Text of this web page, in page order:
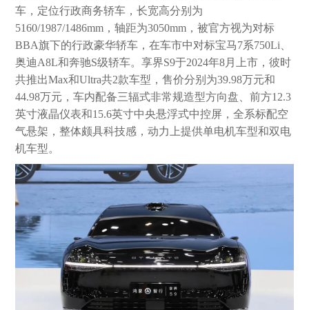
车，定位行政商务轿车，长宽高分别为
5160/1987/1486mm，轴距为3050mm，被官方视为对标
BBA旗下的行政豪华轿车，在车市中对标宝马7系750Li、
奥迪A8L和奔驰S级轿车。享界S9于2024年8月上市，彼时
共推出Max和Ultra共2款车型，售价分别为39.98万元和
44.98万元，车内配备三辐式非常规造型方向盘、前方12.3
英寸液晶仪表和15.6英寸中央悬浮式中控屏，全系标配空
气悬架，整体颇具科技感，动力上提供单电机车型和双电
机车型。